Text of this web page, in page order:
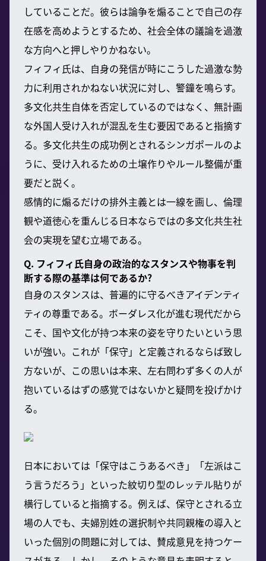
していることだ。彼らは論争を煽ることで自己の存
在感を高めようとするため、社会全体の議論を過激
な方向へと押しやりかねない。
フィフィ氏は、自身の発信が時にこうした過激な勢
力に利用されかねない状況に対し、警鐘を鳴らす。
多文化共生自体を否定しているのではなく、無計画
な外国人受け入れが混乱を生む要因であると指摘す
る。多文化共生の成功例とされるシンガポールのよ
うに、受け入れるための土壌作りやルール整備が重
要だと説く。
感情的に煽るだけの排外主義とは一線を画し、倫理
観や道徳心を重んじる日本ならではの多文化共生社
会の実現を望む立場である。
Q. フィフィ氏自身の政治的なスタンスや物事を判
断する際の基準は何であるか?
自身のスタンスは、普遍的に守るべきアイデンティ
ティの尊重である。ボーダレス化が進む現代だから
こそ、国や文化が持つ本来の姿を守りたいという思
いが強い。これが「保守」と定義されるならば致し
方ないが、この思いは本来、左右問わず多くの人が
抱いているはずの感覚ではないかと疑問を投げかけ
る。
日本においては「保守はこうあるべき」「左派はこ
う言うだろう」といった紋切り型のレッテル貼りが
横行していると指摘する。例えば、保守とされる立
場の人でも、夫婦別姓の選択制や共同親権の導入と
いった個別の問題に対しては、賛成意見を持つケー